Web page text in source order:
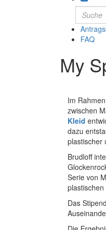
FAQ
My
Im
zwischen
Kleid
dazu
plastischer
Brudloff
Serie von
plastischen
Das